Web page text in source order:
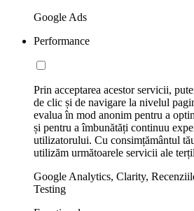
Google Ads
Performance
Prin acceptarea acestor servicii,
de clic și de navigare la nivelul
evalua în mod anonim pentru a
și pentru a îmbunătăți continuu
utilizatorului. Cu consimțământul
utilizăm următoarele servicii ale
Google Analytics, Clarity,
Testing